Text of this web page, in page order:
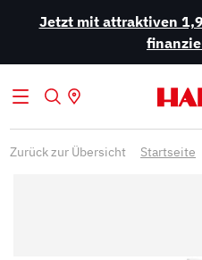
Jetzt mit attraktiven
Zurück zur Übersicht Startseite